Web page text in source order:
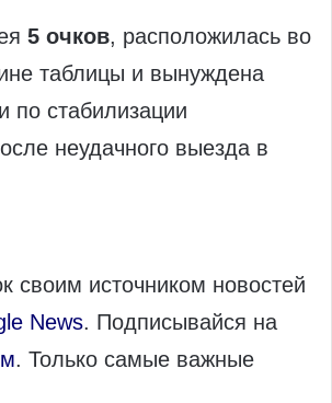
5 очков, расположилась во
таблицы и вынуждена
по стабилизации
неудачного выезда в
своим источником новостей
News. Подписывайся на
. Только самые важные